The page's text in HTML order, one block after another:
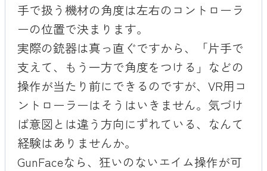
手で扱う機材の角度は左右のコントローラ
ーの位置で決まります。
実際の銃器は真っ直ぐですから、「片手で
支えて、もう一方で角度をつける」などの
操作が当たり前にできるのですが、VR用コ
ントローラーはそうはいきません。気づけ
ば意図とは違う方向にずれている、なんて
経験はありませんか。
GunFaceなら、狂いのないエイム操作が可